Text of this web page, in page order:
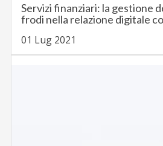
Servizi finanziari: la gestione
frodi nella relazione digitale
01 Lug 2021